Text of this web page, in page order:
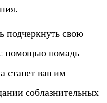
подчеркнуть свою
с помощью помады
станет вашим
соблазнительных